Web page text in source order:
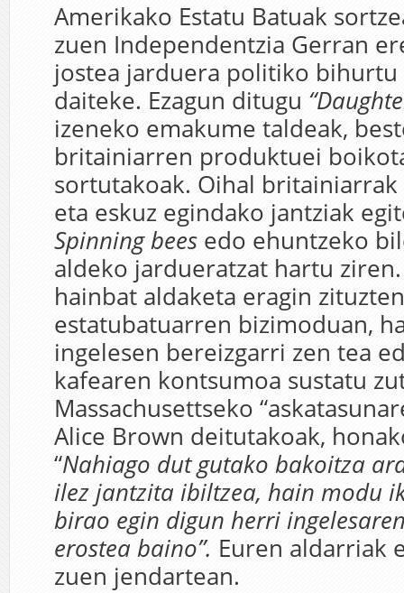
Amerikako Estatu Batuak
zuen Independentzia Gerran
jostea jarduera politiko bihurtu
daiteke. Ezagun ditugu
izeneko emakume taldeak,
britainiarren produktuei
sortutakoak. Oihal
eta eskuz egindako jantziak
Spinning bees edo ehuntzeko
aldeko jardueratzat hartu
hainbat aldaketa eragin zituzten
estatubatuarren bizimoduan,
ingelesen bereizgarri zen tea
kafearen kontsumoa sustatu
Massachusettseko
Alice Brown deitutakoak,
“Nahiago dut gutako bakoitza
ilez jantzita ibiltzea, hain modu
birao egin digun herri
erostea baino”. Euren aldarriak
zuen jendartean.